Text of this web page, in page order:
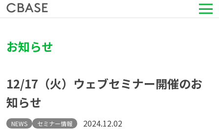
導入事例
セミナー情報
お知らせ
12/17（火）ウェブセミナー開催のお
知らせ
NEWS セミナー情報 2024.12.02